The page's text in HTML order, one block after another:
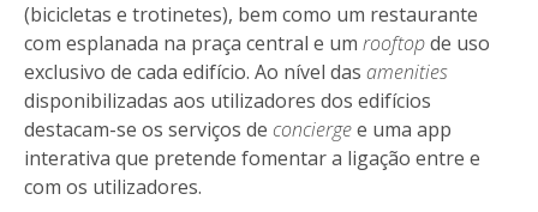
(bicicletas e trotinetes), bem como um restaurante
com esplanada na praça central e um rooftopde uso
exclusivo de cada edifício. Ao nível das amenities
disponibilizadas aos utilizadores dos edifícios
destacam-se os serviços de conciergee uma app
interativa que pretende fomentar a ligação entre e
com os utilizadores.